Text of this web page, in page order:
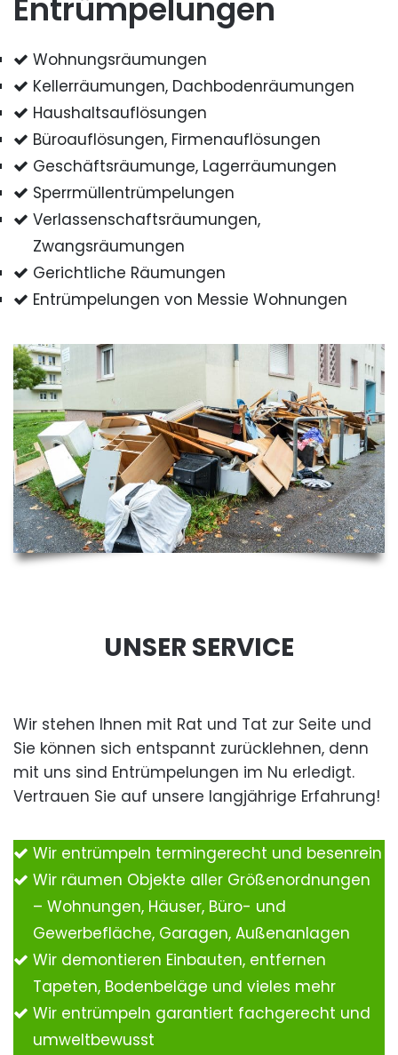
Entrümpelungen
Wohnungsräumungen
Kellerräumungen, Dachbodenräumungen
Haushaltsauflösungen
Büroauflösungen, Firmenauflösungen
Geschäftsräumunge, Lagerräumungen
Sperrmüllentrümpelungen
Verlassenschaftsräumungen,
Zwangsräumungen
Gerichtliche Räumungen
Entrümpelungen von Messie Wohnungen
UNSER SERVICE
Wir stehen Ihnen mit Rat und Tat zur Seite und
Sie können sich entspannt zurücklehnen, denn
mit uns sind Entrümpelungen im Nu erledigt.
Vertrauen Sie auf unsere langjährige Erfahrung!
Wir entrümpeln termingerecht und besenrein
Wir räumen Objekte aller Größenordnungen
– Wohnungen, Häuser, Büro- und
Gewerbefläche, Garagen, Außenanlagen
Wir demontieren Einbauten, entfernen
Tapeten, Bodenbeläge und vieles mehr
Wir entrümpeln garantiert fachgerecht und
umweltbewusst